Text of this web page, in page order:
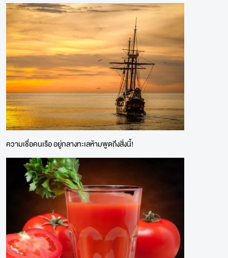
ความเชื่อคนเรือ อยู่กลางทะเลห้ามพูดถึงสิ่งนี้!